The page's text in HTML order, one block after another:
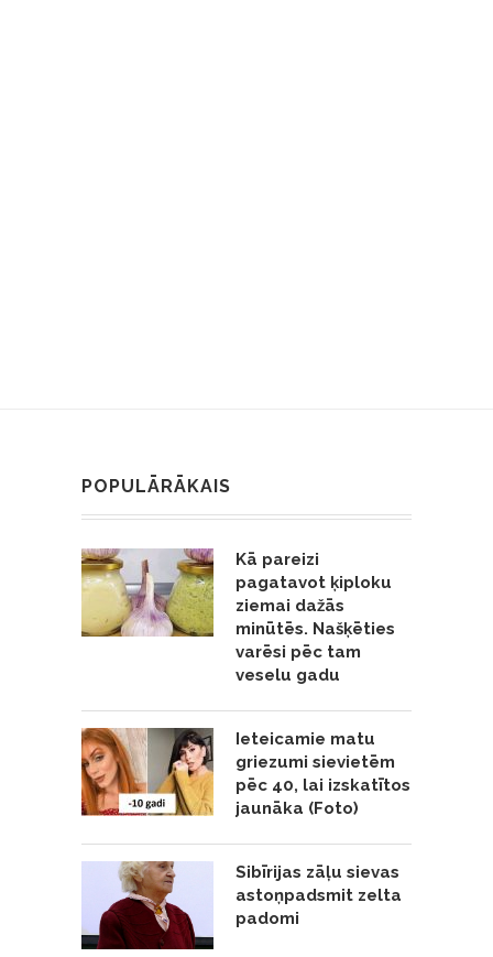
POPULĀRĀKAIS
Kā pareizi
pagatavot ķiploku
ziemai dažās
minūtēs. Našķēties
varēsi pēc tam
veselu gadu
Ieteicamie matu
griezumi sievietēm
pēc 40, lai izskatītos
jaunāka (Foto)
Sibīrijas zāļu sievas
astoņpadsmit zelta
padomi